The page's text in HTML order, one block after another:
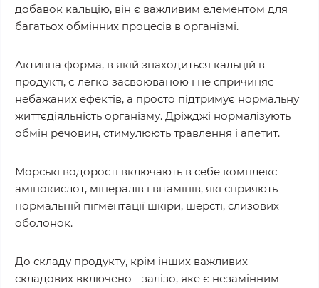
добавок кальцію, він є важливим елементом для
багатьох обмінних процесів в організмі.
Активна форма, в якій знаходиться кальцій в
продукті, є легко засвоюваною і не спричиняє
небажаних ефектів, а просто підтримує нормальну
життєдіяльність організму. Дріжджі нормалізують
обмін речовин, стимулюють травлення і апетит.
Морські водорості включають в себе комплекс
амінокислот, мінералів і вітамінів, які сприяють
нормальній пігментації шкіри, шерсті, слизових
оболонок.
До складу продукту, крім інших важливих
складових включено - залізо, яке є незамінним